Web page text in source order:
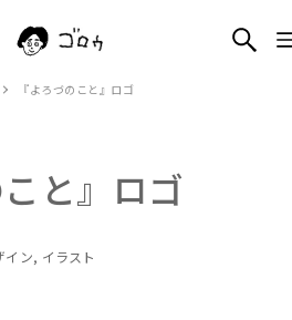
『よろづのこと』ロゴ
こと』ロゴ
イン イラスト